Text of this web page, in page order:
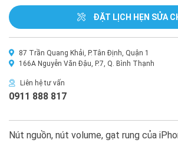
ĐẶT LỊCH HẸN SỬA
87 Trần Quang Khải, P.Tân Định, Quận 1
166A Nguyễn Văn Đậu, P.7, Q. Bình Thạnh
Liên hệ tư vấn
0911 888 817
Nút nguồn, nút volume, gạt rung của